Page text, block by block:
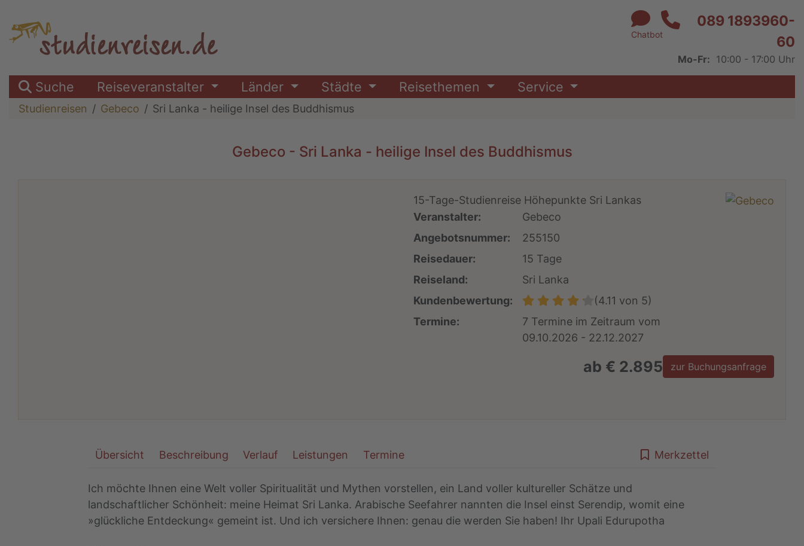
Chatbot
089 1893960-
60
Mo-Fr: 10:00 - 17:00 Uhr
Suche Reiseveranstalter Länder Städte Reisethemen Service
Studienreisen Gebeco Sri Lanka - heilige Insel des Buddhismus
Gebeco - Sri Lanka - heilige Insel des Buddhismus
15-Tage-Studienreise Höhepunkte Sri Lankas
Veranstalter:
Gebeco
Angebotsnummer:
255150
Reisedauer:
15 Tage
Reiseland:
Sri Lanka
Kundenbewertung:
(4.11 von 5)
Termine:
7 Termine im Zeitraum vom
09.10.2026 - 22.12.2027
ab € 2.895 zur Buchungsanfrage
Übersicht Beschreibung Verlauf Leistungen Termine Merkzettel
Ich möchte Ihnen eine Welt voller Spiritualität und Mythen vorstellen, ein Land voller kultureller Schätze und
landschaftlicher Schönheit: meine Heimat Sri Lanka. Arabische Seefahrer nannten die Insel einst Serendip, womit eine
»glückliche Entdeckung« gemeint ist. Und ich versichere Ihnen: genau die werden Sie haben! Ihr Upali Edurupotha